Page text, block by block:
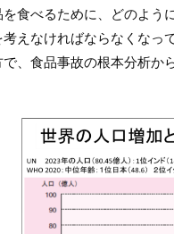
食べるために、どのよう
えなければならなくなっ
で、食品事故の根本分析か